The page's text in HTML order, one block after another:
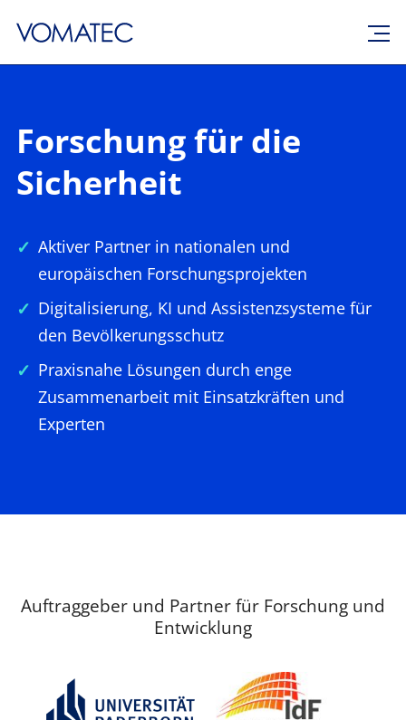
Forschung für die
Sicherheit
Aktiver Partner in nationalen und
europäischen Forschungsprojekten
Digitalisierung, KI und Assistenzsysteme für
den Bevölkerungsschutz
Praxisnahe Lösungen durch enge
Zusammenarbeit mit Einsatzkräften und
Experten
Auftraggeber und Partner für Forschung und
Entwicklung